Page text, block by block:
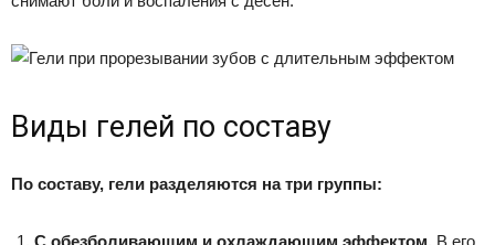
Виды гелей по составу
По составу, гели разделяются на три группы:
С обезболивающим и охлаждающим эффектом. В его